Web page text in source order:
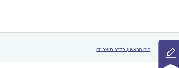
היה הראשון לדרג מוצר זה